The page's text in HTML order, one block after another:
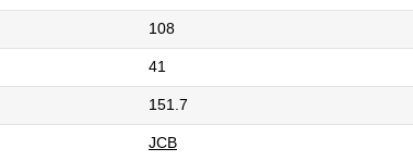
108
41
151.7
JCB